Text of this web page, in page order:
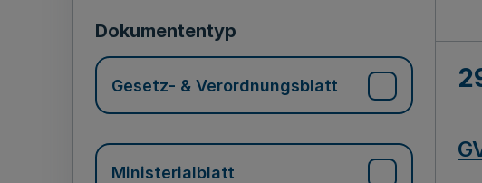
Dokumententyp
Gesetz- & Verordnungsblatt
Ministerialblatt